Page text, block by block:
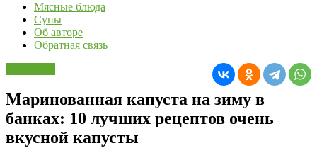
Мясные блюда
Супы
Об авторе
Обратная связь
Маринованная капуста на зиму в
банках: 10 лучших рецептов очень
вкусной капусты